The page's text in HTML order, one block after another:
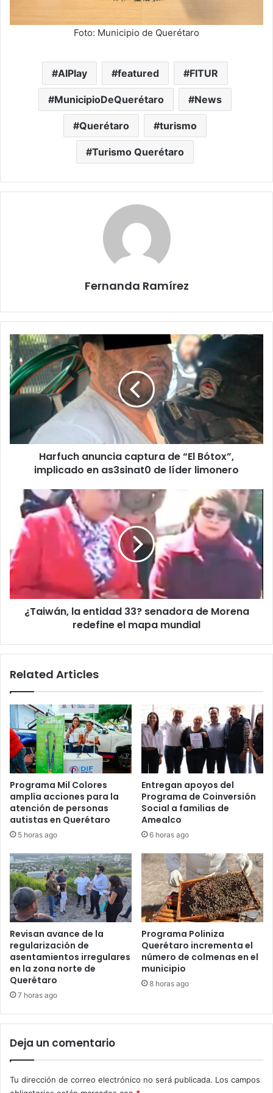
Foto: Municipio de Querétaro
AIPlay featured FITUR
MunicipioDeQuerétaro News
Querétaro turismo
Turismo Querétaro
Fernanda Ramírez
Harfuch
anuncia
captura
de
“El
as3sinat0
Harfuch anuncia captura de “El Bótox”,
implicado en as3sinat0 de líder limonero
¿Taiwán,
entidad
33?
senadora
de
Morena
redefine
el
mapa¿Taiwán, la entidad 33? senadora de Morena
redefine el mapa mundial
Related Articles
Programa Mil Colores
amplía acciones para la
atención de personas
autistas en Querétaro
5 horas ago
Entregan apoyos del
Programa de Coinversión
Social a familias de
Amealco
6 horas ago
Revisan avance de la
regularización de
asentamientos irregulares
en la zona norte de
Querétaro
7 horas ago
Programa Poliniza
Querétaro incrementa el
número de colmenas en el
municipio
8 horas ago
Deja un comentario
Tu dirección de correo electrónico no será publicada. Los campos